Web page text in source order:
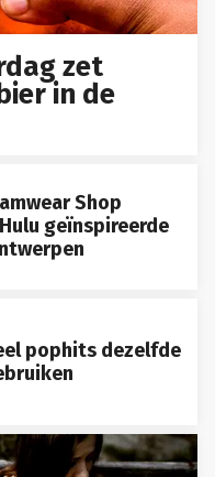
zet
in de
Shop
geïnspireerde
pophits dezelfde